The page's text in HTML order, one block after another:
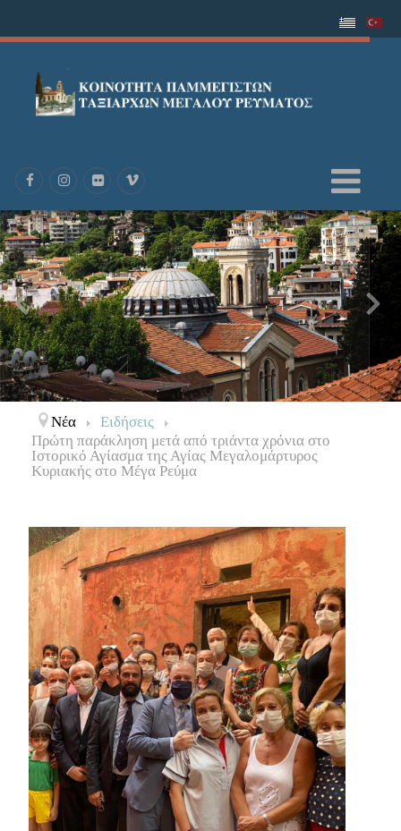
Νέα
Ειδήσεις
Πρώτη παράκληση μετά από τριάντα χρόνια στο
Ιστορικό Αγίασμα της Αγίας Μεγαλομάρτυρος
Κυριακής στο Μέγα Ρεύμα